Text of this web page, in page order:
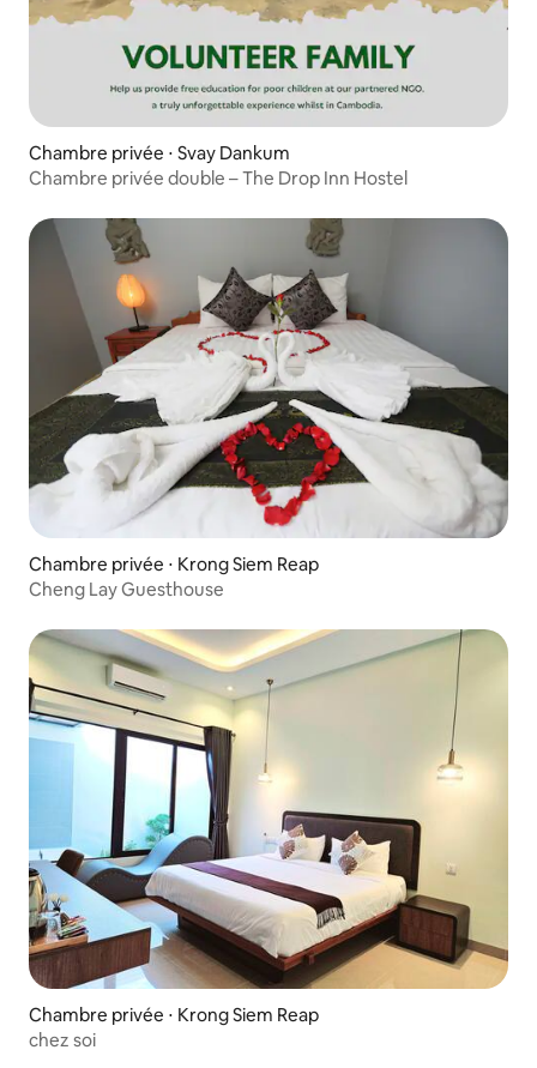
Chambre privée ⋅ Svay Dankum
Chambre privée double – The Drop Inn Hostel
Chambre privée ⋅ Krong Siem Reap
Cheng Lay Guesthouse
Chambre privée ⋅ Krong Siem Reap
chez soi